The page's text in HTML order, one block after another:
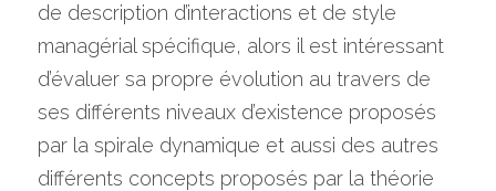
de description d’interactions et de style
managérial spécifique, alors il est intéressant
d’évaluer sa propre évolution au travers de
ses différents niveaux d’existence proposés
par la spirale dynamique et aussi des autres
différents concepts proposés par la théorie